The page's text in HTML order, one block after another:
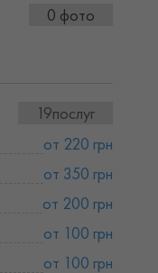
0 фото
19послуг
от 220 грн
от 350 грн
от 200 грн
от 100 грн
от 100 грн